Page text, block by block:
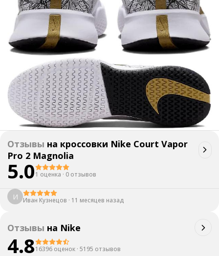
Отзывы на кроссовки Nike Court Vapor
Pro 2 Magnolia
5.01 оценка · 0 отзывов
И Иван Кузнецов · 11 месяцев назад
Отзывы на Nike
4.816396 оценок · 5195 отзывов